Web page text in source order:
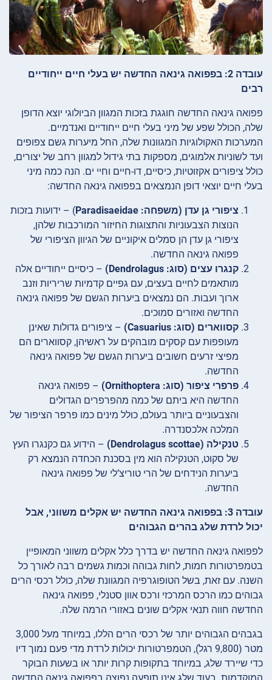
עובדה 2: בפפואה גינאה החדשה יש בעלי חיים ייחודיים
רבים
פפואה גינאה החדשה חוגגת בזכות המגוון הביולוגי יוצא הדופן
שלה, הכולל שפע של מיני בעלי חיים ייחודיים ואנדמיים.
המערכות האקולוגיות המגוונות שלה, החל מיערות גשם צפופים
ועד לשוניות אלמוגים, מספקות בתי גידול למגוון רחב של יצורים,
כולל ציפורים אקזוטיות, כיסיים, דו-חיים וחיי ים. הנה כמה מיני
בעלי חיים יוצאי דופן הנמצאים בפפואה גינאה החדשה:
ציפורי גן עדן (משפחה: Paradisaeidae
) – ידועות בזכות
הנוצות הצבעוניות והתצוגות החיזור המורכבות שלהן,
ציפורי גן עדן הן סמלים איקוניים של הגיוון הציפורי של
פפואה גינאה החדשה.
קנגרו עצים (סוג: Dendrolagus)
– כיסיים ייחודיים אלה
מותאמים לחיים בעצים, עם גפיים קדמיות שריריות וזנב
ארוך ועבות. הם נמצאים ביערות הגשם של פפואה גינאה
החדשה ואזורים סמוכים.
קסווארים (סוג: Casuarius)
– ציפורים גדולות שאינן
מעופפות עם קסקים מובהקים על ראשיהן, קסווארים הם
מפיצי זרעים חשובים ביערות הגשם של פפואה גינאה
החדשה.
פרפרי ציפור (סוג: Ornithoptera)
– פפואה גינאה
החדשה היא ביתם של כמה מהפרפרים הגדולים
והצבעוניים ביותר בעולם, כולל מינים כמו פרפר הציפור של
המלכה אלכסנדרה.
טנקילה (Dendrolagus scottae)
– הידוע גם כקנגרו העץ
של סקוט, הטנקילה הוא מין בסכנת הכחדה הנמצא רק
ביערות הנידחים של הרי טוריצ’לי של פפואה גינאה
החדשה.
עובדה 3: בפפואה גינאה החדשה יש אקלים משווני, אבל
יכול לרדת שלג בהרים הגבוהים
לפפואה גינאה החדשה יש בדרך כלל אקלים משווני המאופיין
בטמפרטורות חמות, לחות גבוהה וכמות גשמים רבה לאורך כל
השנה. עם זאת, בשל הטופוגרפיה המגוונת שלה, כולל רכסי הרים
גבוהים כמו הרכס המרכזי ורכס אוון סטנלי, פפואה גינאה
החדשה חווה תנאי אקלים שונים באזורי הרמה שלה.
בגבהים הגבוהים יותר של רכסי הרים הללו, במיוחד מעל 3,000
מטר (9,800 רגל), הטמפרטורות יכולות לרדת מדי פעם נמוך דיו
כדי שיירד שלג, במיוחד בתקופות קרות יותר או בשעות הבוקר